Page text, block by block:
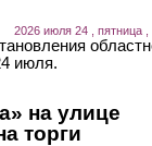
2026 июля 24 , пятница ,
июля.
на улице
торги